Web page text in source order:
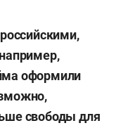
оформили
свободы для